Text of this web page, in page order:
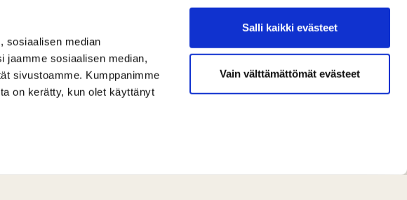
sosiaalisen median
jaamme sosiaalisen median,
sivustoamme. Kumppanimme
on kerätty, kun olet käyttänyt
Salli kaikki evästeet
Vain välttämättömät evästeet